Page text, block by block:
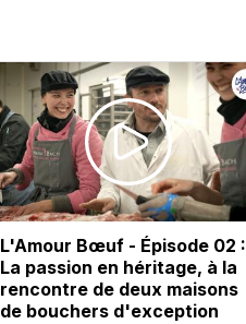
L'Amour Bœuf - Épisode 02 :
La passion en héritage, à la
rencontre de deux maisons
de bouchers d'exception